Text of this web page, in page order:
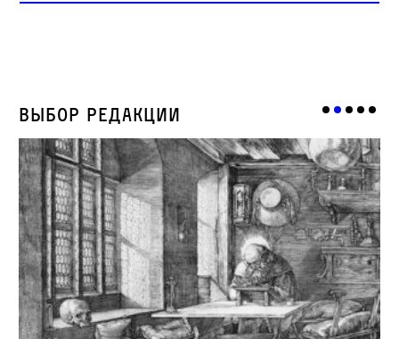
Выбор редакции